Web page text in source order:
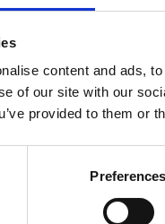
content and ads,
of our site with our
provided to them or
Preferences
per la
queste parole
dal latte di bufala.